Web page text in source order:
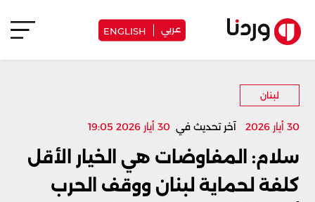
عربي ENGLISH
لبنان
30 أيار 2026 آخر تحديث في 30 أيار 2026 19:05
سلام: المفاوضات هي الخيار الأقل
كلفة لحماية لبنان ووقف الحرب